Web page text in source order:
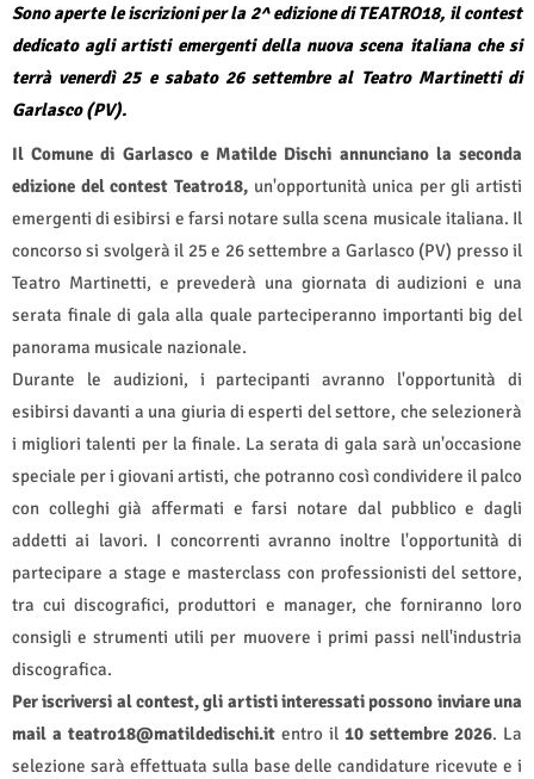
Sono aperte le iscrizioni per la 2^ edizione di TEATRO18, il contest
dedicato agli artisti emergenti della nuova scena italiana che si
terrà venerdì 25 e sabato 26 settembre al Teatro Martinetti di
Garlasco (PV).
Il Comune di Garlasco e Matilde Dischi annunciano la seconda
edizione del contest Teatro18,un'opportunità unica per gli artisti
emergenti di esibirsi e farsi notare sulla scena musicale italiana. Il
concorso si svolgerà il 25 e 26 settembre a Garlasco (PV) presso il
Teatro Martinetti, e prevederà una giornata di audizioni e una
serata finale di gala alla quale parteciperanno importanti big del
panorama musicale nazionale.
Durante le audizioni, i partecipanti avranno l'opportunità di
esibirsi davanti a una giuria di esperti del settore, che selezionerà
i migliori talenti per la finale. La serata di gala sarà un'occasione
speciale per i giovani artisti, che potranno così condividere il palco
con colleghi già affermati e farsi notare dal pubblico e dagli
addetti ai lavori. I concorrenti avranno inoltre l'opportunità di
partecipare a stage e masterclass con professionisti del settore,
tra cui discografici, produttori e manager, che forniranno loro
consigli e strumenti utili per muovere i primi passi nell'industria
discografica.
Per iscriversi al contest, gli artisti interessati possono inviare una
mail a teatro18@matildedischi.it entro il 10 settembre 2026. La
selezione sarà effettuata sulla base delle candidature ricevute e i